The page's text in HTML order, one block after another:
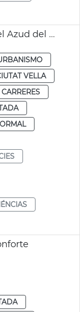
Mantenimiento puentes del Azud del Oro y de la Exposición València
VELLA